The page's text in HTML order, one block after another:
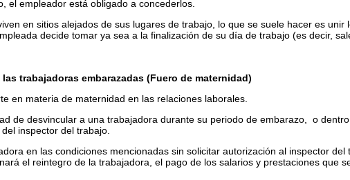
el empleador está obligado a concederlos.
en sitios alejados de sus lugares de trabajo, lo que se suele hacer es unir
decide tomar ya sea a la finalización de su día de trabajo (es decir,
trabajadoras embarazadas (Fuero de maternidad)
en materia de maternidad en las relaciones laborales.
de desvincular a una trabajadora durante su periodo de embarazo, o
inspector del trabajo.
en las condiciones mencionadas sin solicitar autorización al inspector
el reintegro de la trabajadora, el pago de los salarios y prestaciones que